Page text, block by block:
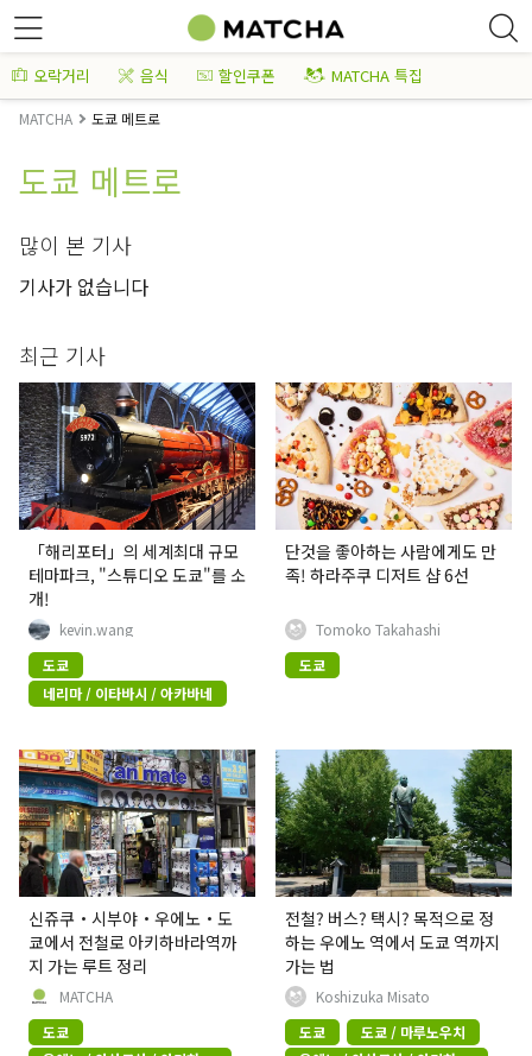
오락거리 음식 할인쿠폰 MATCHA 특집
MATCHA 도쿄 메트로
도쿄 메트로
많이 본 기사
기사가 없습니다
최근 기사
「해리포터」의 세계최대 규모
테마파크, "스튜디오 도쿄"를 소
개!
kevin.wang
도쿄
네리마 / 이타바시 / 아카바네
단것을 좋아하는 사람에게도 만
족! 하라주쿠 디저트 샵 6선
Tomoko Takahashi
도쿄
신쥬쿠・시부야・우에노・도
쿄에서 전철로 아키하바라역까
지 가는 루트 정리
MATCHA
도쿄
전철? 버스? 택시? 목적으로 정
하는 우에노 역에서 도쿄 역까지
가는 법
Koshizuka Misato
도쿄
도쿄 / 마루노우치